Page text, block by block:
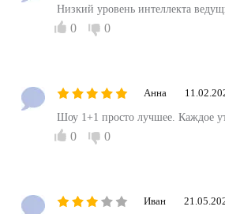
Низкий уровень интеллекта
0 0
Анна
Шоу 1+1 просто лучшее. Каждое
0 0
Иван